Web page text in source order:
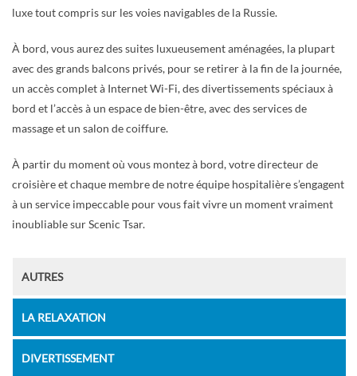
luxe tout compris sur les voies navigables de la Russie.
À bord, vous aurez des suites luxueusement aménagées, la plupart
avec des grands balcons privés, pour se retirer à la fin de la journée,
un accès complet à Internet Wi-Fi, des divertissements spéciaux à
bord et l’accès à un espace de bien-être, avec des services de
massage et un salon de coiffure.
À partir du moment où vous montez à bord, votre directeur de
croisière et chaque membre de notre équipe hospitalière s’engagent
à un service impeccable pour vous fait vivre un moment vraiment
inoubliable sur Scenic Tsar.
AUTRES
LA RELAXATION
DIVERTISSEMENT